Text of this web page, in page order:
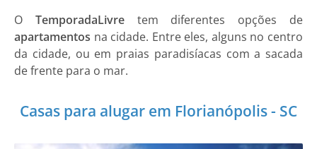
O TemporadaLivretem diferentes opções de
apartamentos na cidade. Entre eles, alguns no centro
da cidade, ou em praias paradisíacas com a sacada
de frente para o mar.
Casas para alugar em Florianópolis - SC